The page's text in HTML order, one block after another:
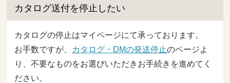
カタログ送付を停止したい
カタログの停止はマイページにて承っております。
お手数ですが、 カタログ・DMの発送停止のページよ
り、不要なものをお選びいただきお手続きを進めてく
ださい。